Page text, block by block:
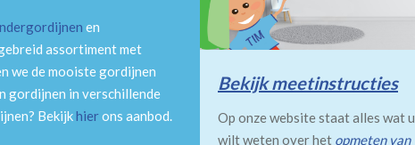
en
assortiment met
we de mooiste gordijnen
gordijnen in verschillende
Bekijkhierons aanbod.
Bekijk meetinstructies
Op onze website staat alles wat u
wilt weten over het opmeten van